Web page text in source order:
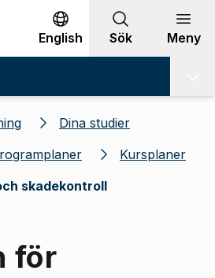
innehållet
English Sök Meny
Dina studier
Kursplaner
skadekontroll
för